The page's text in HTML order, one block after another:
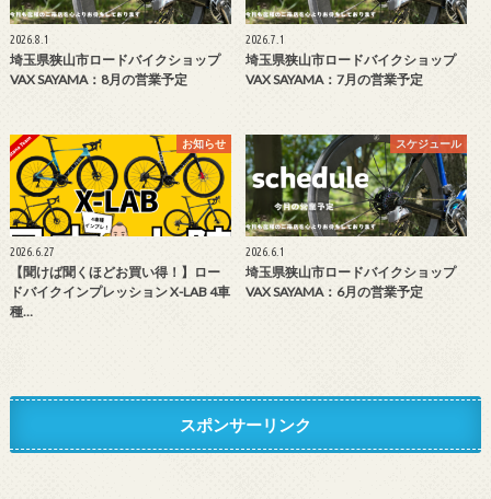
2026.8.1
埼玉県狭山市ロードバイクショップ
VAX SAYAMA：8月の営業予定
2026.7.1
埼玉県狭山市ロードバイクショップ
VAX SAYAMA：7月の営業予定
お知らせ
2026.6.27
【聞けば聞くほどお買い得！】ロー
ドバイクインプレッション X-LAB 4車
種…
スケジュール
2026.6.1
埼玉県狭山市ロードバイクショップ
VAX SAYAMA：6月の営業予定
スポンサーリンク